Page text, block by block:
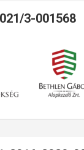
3-001568